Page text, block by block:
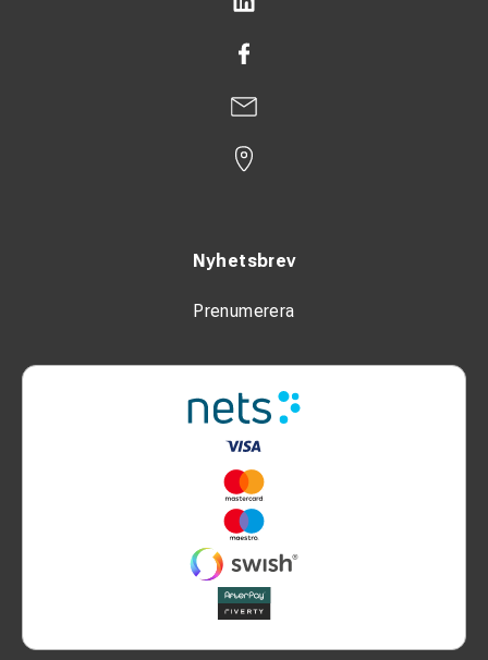
Nyhetsbrev
Prenumerera